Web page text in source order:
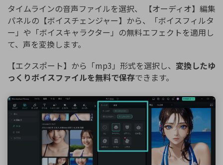
タイムラインの音声ファイルを選択、 【オーディオ】編集
パネルの【ボイスチェンジャー】から、「ボイスフィルタ
ー」や「ボイスキャラクター」の無料エフェクトを適用し
て、声を変換します。
【エクスポート】から「mp3」形式を選択し、 変換したゆ
っくりボイスファイルを無料で保存できます。